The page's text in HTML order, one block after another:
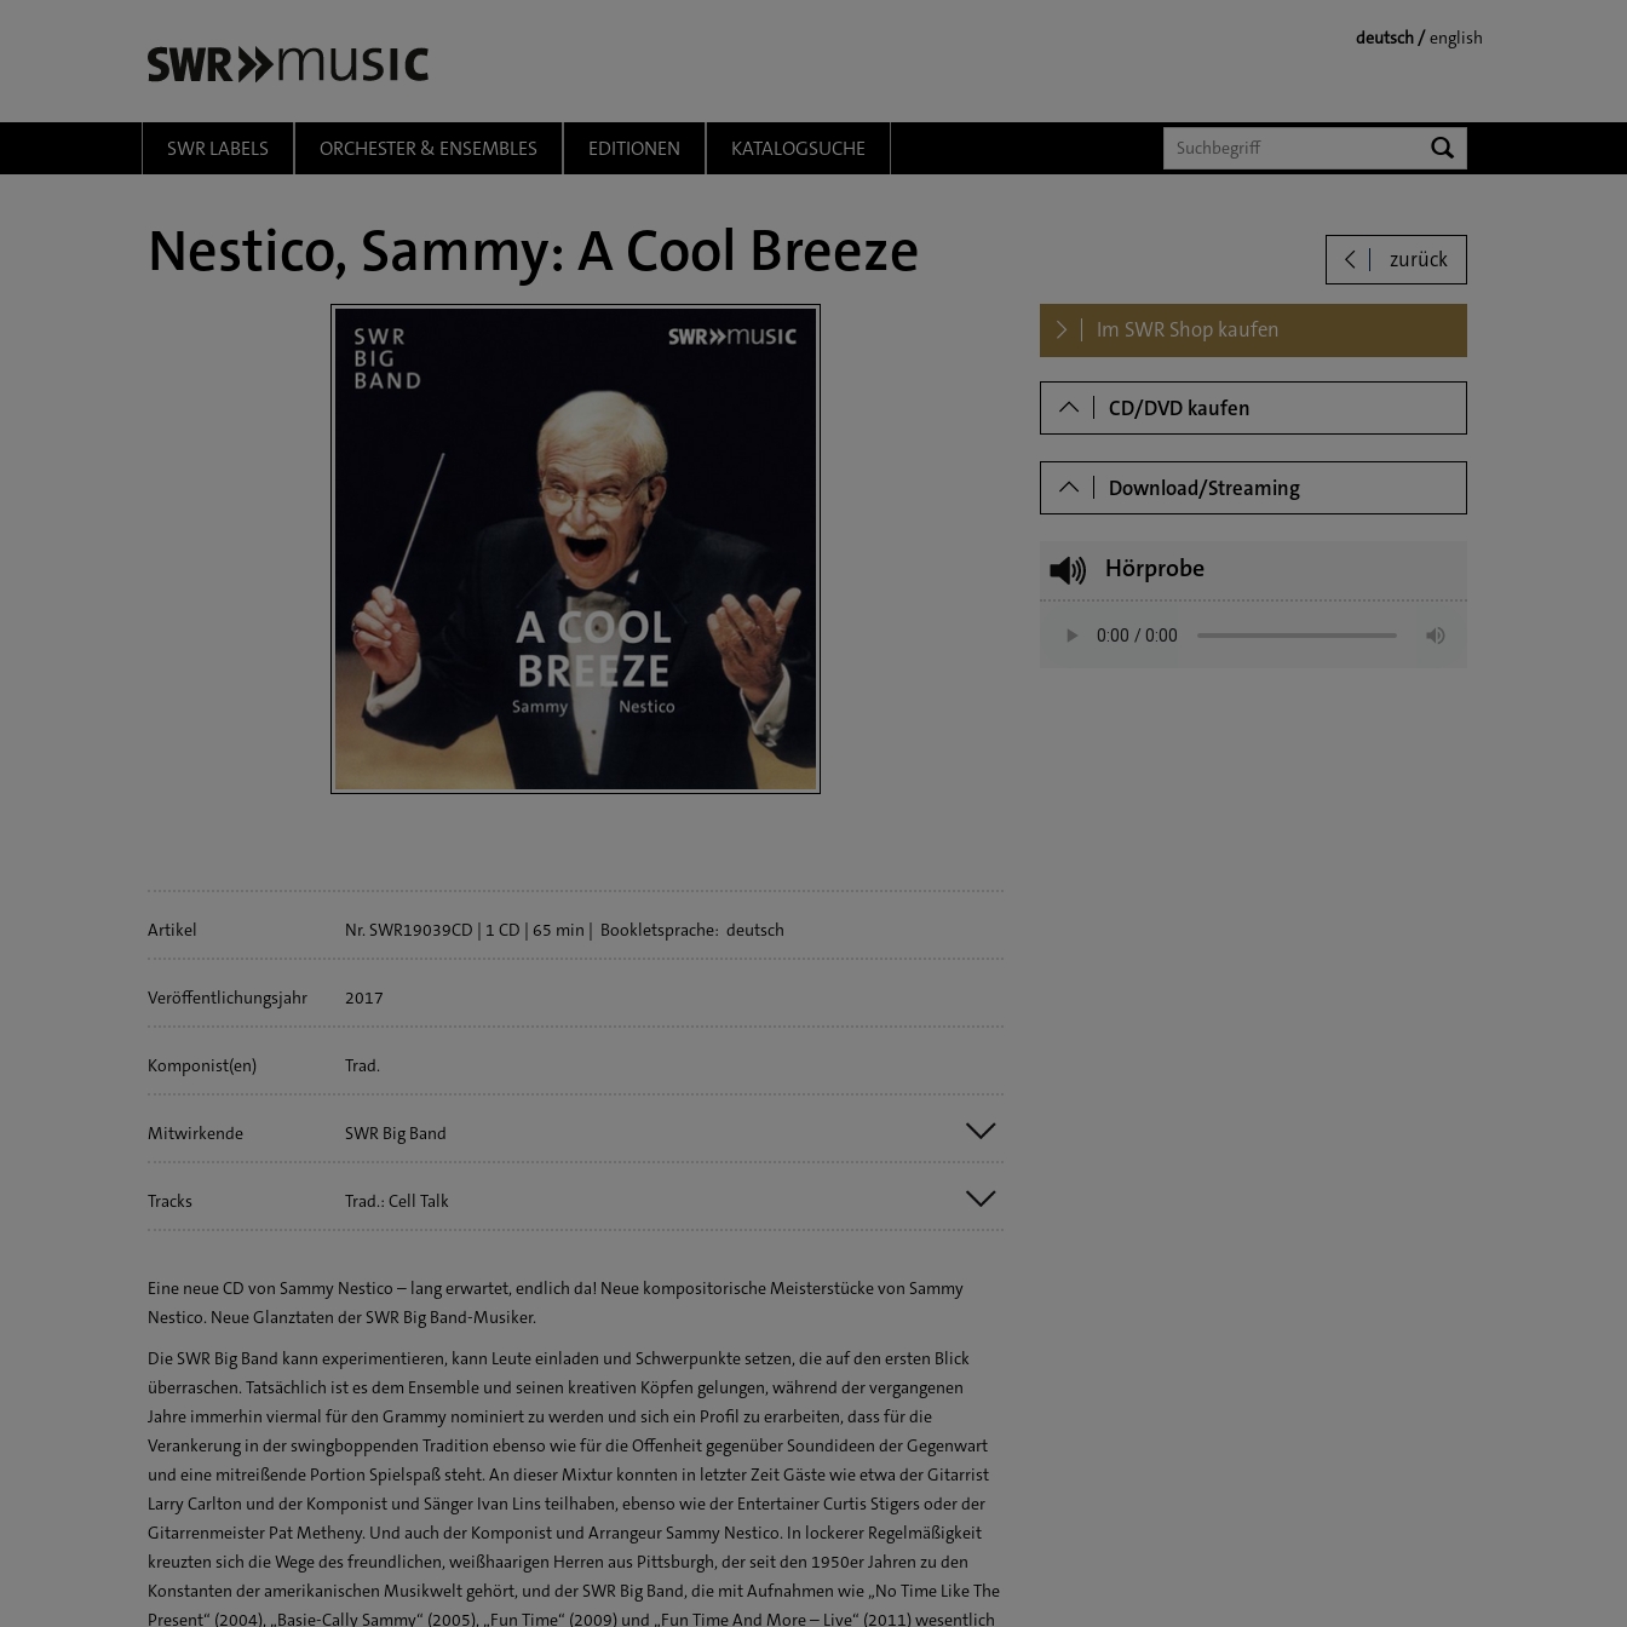
deutsch
english
SWR LABELS ORCHESTER & ENSEMBLES EDITIONEN KATALOGSUCHE
zurück
Nestico, Sammy: A Cool Breeze
Artikel Nr. SWR19039CD 1 CD 65 min Bookletsprache: deutsch
Veröffentlichungs­jahr 2017
Komponist(en) Trad.
Mitwirkende
SWR Big Band
Tracks
Trad.: Cell Talk
Trad.: I'll Follow My Secret Heart
Trad.: Close Enough For Love
Trad.: Moonlight on the Ganges
Trad.: Frankie & Johnny
Trad.: Poor Butterfly
Trad.: 'Round Midnight
Trad.: Tippin' in
Trad.: Toni
Trad.: Softly from my Window
Eine neue CD von Sammy Nestico – lang erwartet, endlich da! Neue kompositorische Meisterstücke von Sammy
Nestico. Neue Glanztaten der SWR Big Band-Musiker.
Die SWR Big Band kann experimentieren, kann Leute einladen und Schwerpunkte setzen, die auf den ersten Blick
überraschen. Tatsächlich ist es dem Ensemble und seinen kreativen Köpfen gelungen, während der vergangenen
Jahre immerhin viermal für den Grammy nominiert zu werden und sich ein Profil zu erarbeiten, dass für die
Verankerung in der swingboppenden Tradition ebenso wie für die Offenheit gegenüber Soundideen der Gegenwart
und eine mitreißende Portion Spielspaß steht. An dieser Mixtur konnten in letzter Zeit Gäste wie etwa der Gitarrist
Larry Carlton und der Komponist und Sänger Ivan Lins teilhaben, ebenso wie der Entertainer Curtis Stigers oder der
Gitarrenmeister Pat Metheny. Und auch der Komponist und Arrangeur Sammy Nestico. In lockerer Regelmäßigkeit
kreuzten sich die Wege des freundlichen, weißhaarigen Herren aus Pittsburgh, der seit den 1950er Jahren zu den
Konstanten der amerikanischen Musikwelt gehört, und der SWR Big Band, die mit Aufnahmen wie „No Time Like The
Present“ (2004), „Basie-Cally Sammy“ (2005), „Fun Time“ (2009) und „Fun Time And More – Live“ (2011) wesentlich
DowloadsIm SWR Shop kaufen
CD/DVD kaufen
Download/Streaming
Hörprobe